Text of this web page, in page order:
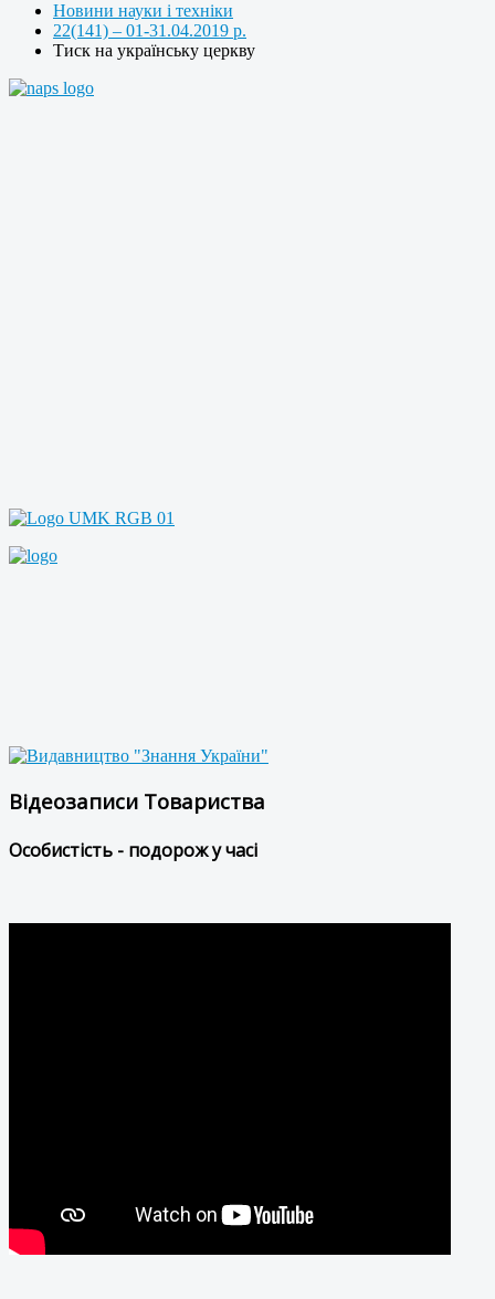
Новини науки і техніки
22(141) – 01-31.04.2019 р.
Тиск на українську церкву
Відеозаписи Товариства
Особистість - подорож у часі